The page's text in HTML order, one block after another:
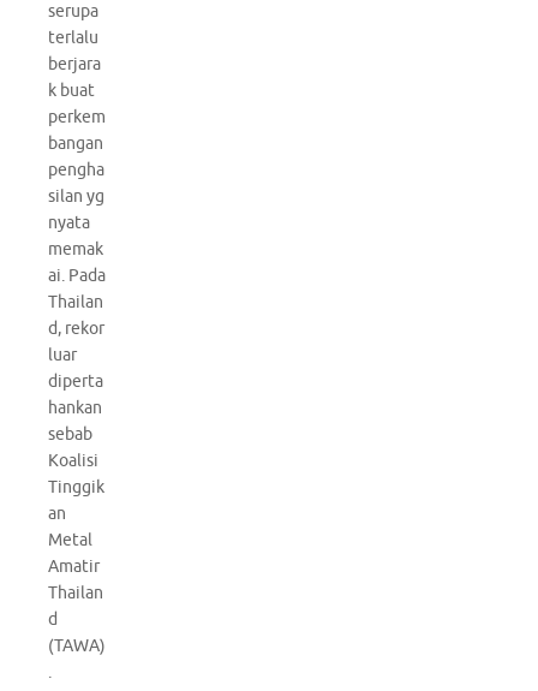
serupa
terlalu
berjara
k buat
perkem
bangan
pengha
silan yg
nyata
memak
ai. Pada
Thailan
d, rekor
luar
diperta
hankan
sebab
Koalisi
Tinggik
an
Metal
Amatir
Thailan
d
(TAWA)
.